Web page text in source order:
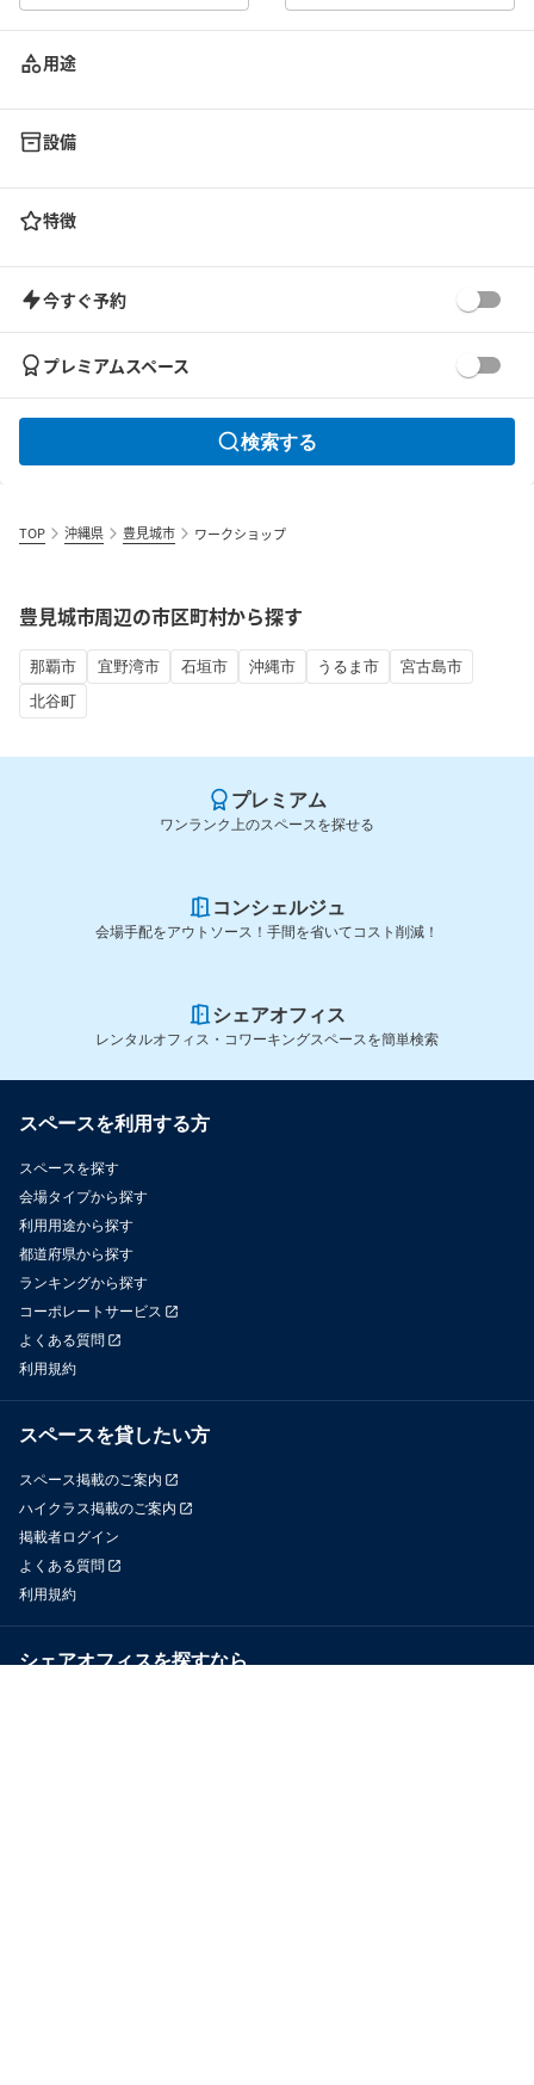
用途
設備
特徴
今すぐ予約
プレミアムスペース
検索する
TOP 沖縄県 豊見城市 ワークショップ
豊見城市周辺の市区町村から探す
那覇市 宜野湾市 石垣市 沖縄市 うるま市
宮古島市
北谷町
プレミアム
ワンランク上のスペースを探せる
コンシェルジュ
会場手配をアウトソース！手間を省いてコスト削減！
シェアオフィス
レンタルオフィス・コワーキングスペースを簡単検索
スペースを利用する方
スペースを探す
会場タイプから探す
利用用途から探す
都道府県から探す
ランキングから探す
コーポレートサービス
よくある質問
利用規約
スペースを貸したい方
スペース掲載のご案内
ハイクラス掲載のご案内
掲載者ログイン
よくある質問
利用規約
シェアオフィスを探すなら